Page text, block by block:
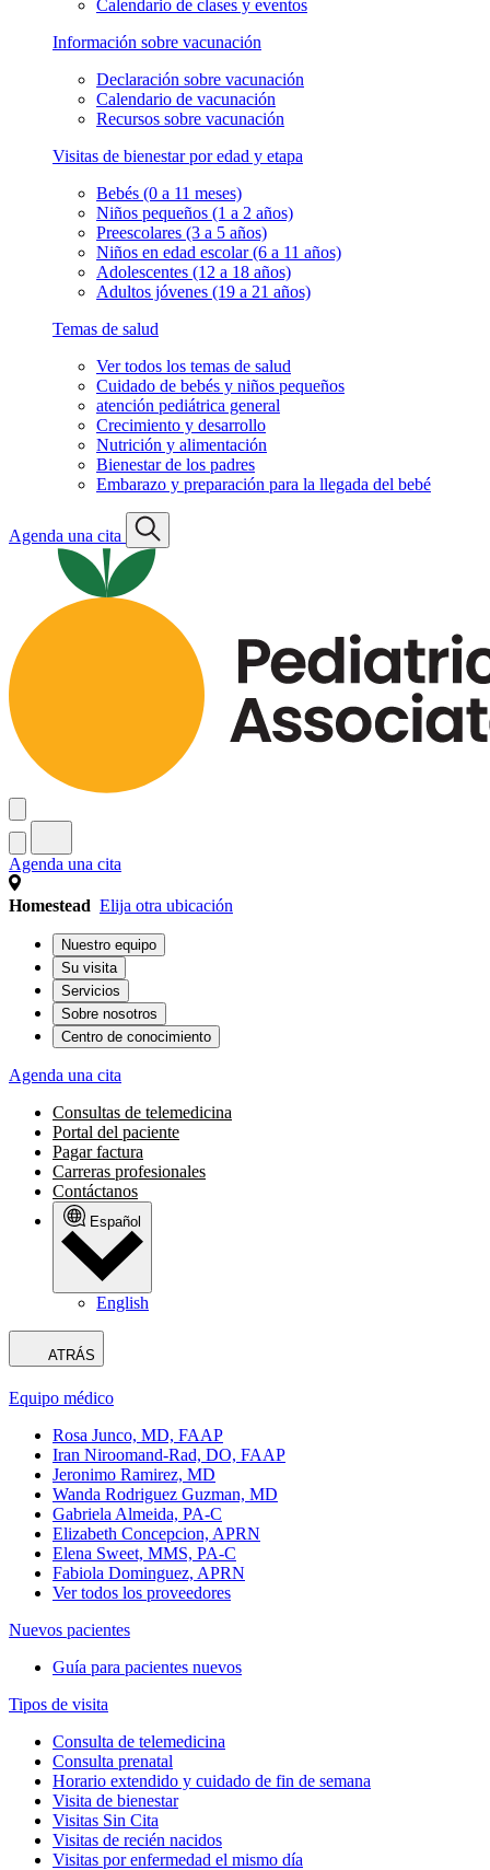
Calendario de clases y eventos
Información sobre vacunación
Declaración sobre vacunación
Calendario de vacunación
Recursos sobre vacunación
Visitas de bienestar por edad y etapa
Bebés (0 a 11 meses)
Niños pequeños (1 a 2 años)
Preescolares (3 a 5 años)
Niños en edad escolar (6 a 11 años)
Adolescentes (12 a 18 años)
Adultos jóvenes (19 a 21 años)
Temas de salud
Ver todos los temas de salud
Cuidado de bebés y niños pequeños
atención pediátrica general
Crecimiento y desarrollo
Nutrición y alimentación
Bienestar de los padres
Embarazo y preparación para la llegada del bebé
Agenda una cita
Agenda una cita
Homestead Elija otra ubicación
Nuestro equipo
Su visita
Servicios
Sobre nosotros
Centro de conocimiento
Agenda una cita
Consultas de telemedicina
Portal del paciente
Pagar factura
Carreras profesionales
Contáctanos
Español
English
ATRÁS
Equipo médico
Rosa Junco, MD, FAAP
Iran Niroomand-Rad, DO, FAAP
Jeronimo Ramirez, MD
Wanda Rodriguez Guzman, MD
Gabriela Almeida, PA-C
Elizabeth Concepcion, APRN
Elena Sweet, MMS, PA-C
Fabiola Dominguez, APRN
Ver todos los proveedores
Nuevos pacientes
Guía para pacientes nuevos
Tipos de visita
Consulta de telemedicina
Consulta prenatal
Horario extendido y cuidado de fin de semana
Visita de bienestar
Visitas Sin Cita
Visitas de recién nacidos
Visitas por enfermedad el mismo día